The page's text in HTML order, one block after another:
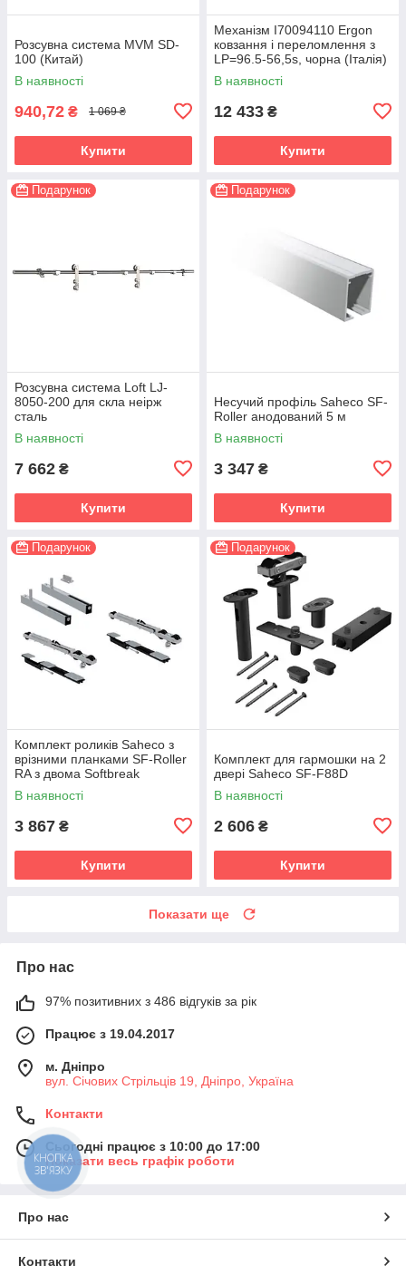
Розсувна система MVM SD-
100 (Китай)
В наявності
940,72 ₴ 1 069 ₴
Купити
Механізм I70094110 Ergon
ковзання і переломлення з
LP=96.5-56,5s, чорна (Італія)
В наявності
12 433 ₴
Купити
Подарунок
Розсувна система Loft LJ-
8050-200 для скла неірж
сталь
В наявності
7 662 ₴
Купити
Подарунок
Несучий профіль Saheco SF-
Roller анодований 5 м
В наявності
3 347 ₴
Купити
Подарунок
Комплект роликів Saheco з
врізними планками SF-Roller
RA з двома Softbreak
В наявності
3 867 ₴
Купити
Подарунок
Комплект для гармошки на 2
двері Saheco SF-F88D
В наявності
2 606 ₴
Купити
Показати ще
Про нас
97% позитивних з 486 відгуків за рік
Працює з 19.04.2017
м. Дніпро
вул. Січових Стрільців 19, Дніпро, Україна
Контакти
Сьогодні працює з 10:00 до 17:00
Показати весь графік роботи
Про нас
Контакти
КНОПКА
ЗВ'ЯЗКУ